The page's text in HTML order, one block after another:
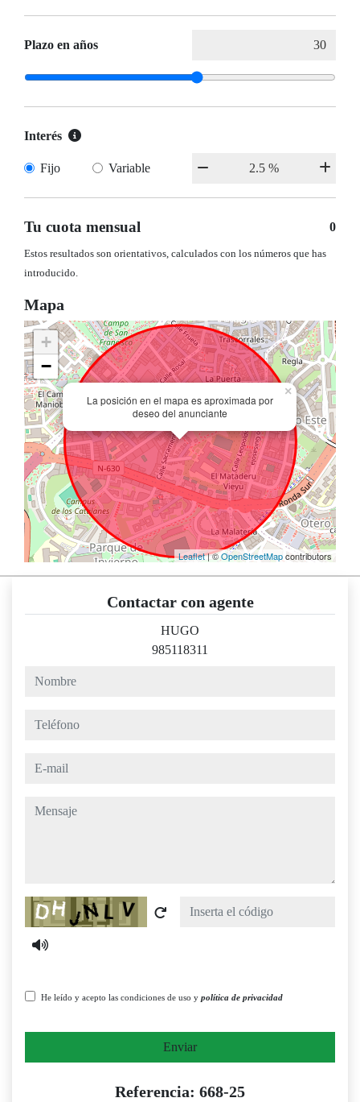
Plazo en años
Interés
Fijo Variable
Tu cuota mensual 0
Estos resultados son orientativos, calculados con los números que has
introducido.
Mapa
La posición en el mapa es aproximada por
deseo del anunciante
×
+
−
Leaflet| ©OpenStreetMapcontributors
Contactar con agente
HUGO
985118311
nombre
teléfono
e-mail
mensaje
Captcha
He leído y acepto las condiciones de uso y política de privacidad
Enviar
Referencia: 668-25